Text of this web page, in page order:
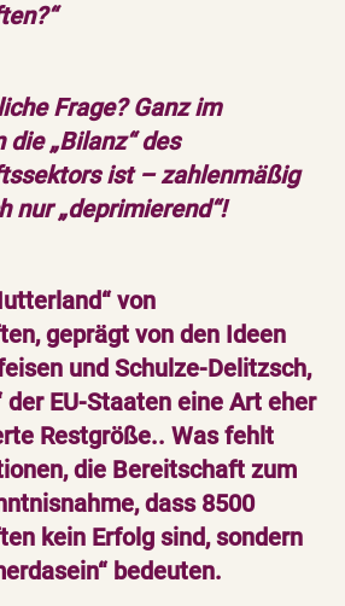
Frage? Ganz im
die „Bilanz“ des
ist – zahlenmäßig
nur „deprimierend“!
von
geprägt von den Ideen
und Schulze-Delitzsch,
der EU-Staaten eine Art eher
Restgröße.. Was fehlt
die Bereitschaft zum
dass 8500
kein Erfolg sind, sondern
bedeuten.